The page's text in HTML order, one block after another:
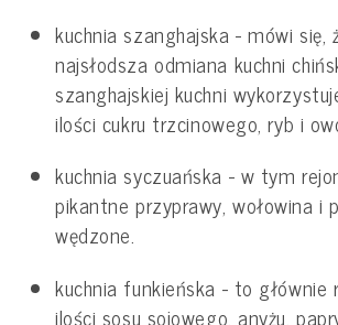
kuchnia szanghajska - mówi
najsłodsza odmiana kuchni
szanghajskiej kuchni
ilości cukru trzcinowego, ryb i
kuchnia syczuańska - w tym
pikantne przyprawy, wołowina i
wędzone.
kuchnia funkieńska - to głównie
ilości sosu sojowego, anyżu,